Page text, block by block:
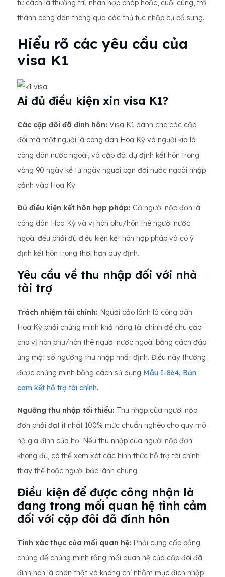
tư cách là thường trú nhân hợp pháp hoặc, cuối cùng, trở
thành công dân thông qua các thủ tục nhập cư bổ sung.
Hiểu rõ các yêu cầu của
visa K1
Ai đủ điều kiện xin visa K1?
Các cặp đôi đã đính hôn: Visa K1 dành cho các cặp
đôi mà một người là công dân Hoa Kỳ và người kia là
công dân nước ngoài, và cặp đôi dự định kết hôn trong
vòng 90 ngày kể từ ngày người bạn đời nước ngoài nhập
cảnh vào Hoa Kỳ.
Đủ điều kiện kết hôn hợp pháp: Cả người nộp đơn là
công dân Hoa Kỳ và vị hôn phu/hôn thê người nước
ngoài đều phải đủ điều kiện kết hôn hợp pháp và có ý
định kết hôn trong thời hạn quy định.
Yêu cầu về thu nhập đối với nhà
tài trợ
Trách nhiệm tài chính: Người bảo lãnh là công dân
Hoa Kỳ phải chứng minh khả năng tài chính để chu cấp
cho vị hôn phu/hôn thê người nước ngoài bằng cách đáp
ứng một số ngưỡng thu nhập nhất định. Điều này thường
được chứng minh bằng cách sử dụng Mẫu I-864, Bản
cam kết hỗ trợ tài chính.
Ngưỡng thu nhập tối thiểu: Thu nhập của người nộp
đơn phải đạt ít nhất 100% mức chuẩn nghèo cho quy mô
hộ gia đình của họ. Nếu thu nhập của người nộp đơn
không đủ, có thể xem xét các hình thức hỗ trợ tài chính
thay thế hoặc người bảo lãnh chung.
Điều kiện để được công nhận là
đang trong mối quan hệ tình cảm
đối với cặp đôi đã đính hôn
Tính xác thực của mối quan hệ: Phải cung cấp bằng
chứng để chứng minh rằng mối quan hệ của cặp đôi đã
đính hôn là chân thật và không chỉ nhằm mục đích nhập